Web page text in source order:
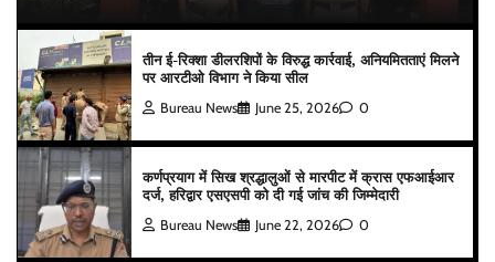
तीन ई-रिक्शा डीलरशिपों के विरुद्ध कार्रवाई, अनियमितताएं मिलने
पर आरटीओ विभाग ने किया सील
Bureau News June 25, 2026 0
कर्णप्रयाग में सिख श्रद्धालुओं से मारपीट में क्रास एफआईआर
दर्ज, हरिद्वार एसएसपी को दी गई जांच की जिम्मेदारी
Bureau News June 22, 2026 0